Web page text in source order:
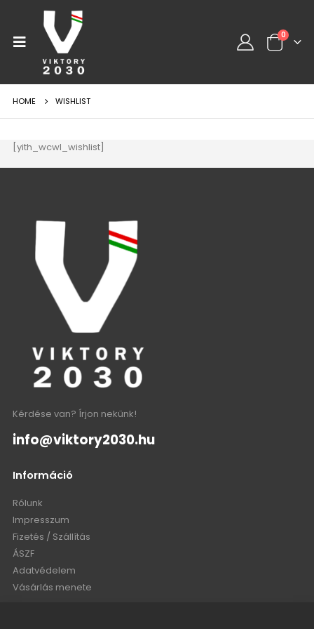
0
HOME WISHLIST
[yith_wcwl_wishlist]
Kérdése van? Írjon nekünk!
info@viktory2030.hu
Információ
Rólunk
Impresszum
Fizetés / Szállítás
ÁSZF
Adatvédelem
Vásárlás menete